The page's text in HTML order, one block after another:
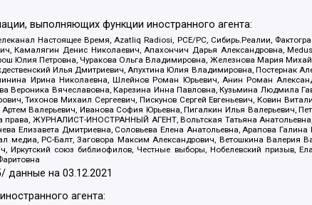
выполняющих функции иностранного агента:
Настоящее Время, Azatliq Radiosi, PCE/PC, Сибирь.Реалии,
Камалягин Денис Николаевич, Апахончич Дарья Александровна,
Юлия Петровна, Чуракова Ольга Владимировна, Железнова Мария
Илья Дмитриевич, Апухтина Юлия Владимировна, Постернак
Ирина Николаевна, Шлейнов Роман Юрьевич, Анин Роман
Вероника Вячеславовна, Карезина Инна Павловна, Кузьмина
Тихонов Михаил Сергеевич, Пискунов Сергей Евгеньевич, Ковин
Валерьевич, Иванова София Юрьевна, Пигалкин Илья Валерьевич,
права, ЖУРНАЛИСТ-ИНОСТРАННЫЙ АГЕНТ, Вольтская Татьяна
Елизавета Дмитриевна, Соловьева Елена Анатольевна, Арапова
РС-Балт, Заговора Максим Александрович, Ветошкина Валерия
Иркутский союз библиофилов, Честные выборы, Нобелевский призыв,
данные на03.12.2021
агента: